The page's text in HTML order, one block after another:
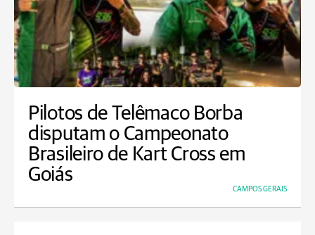
Pilotos de Telêmaco Borba
disputam o Campeonato
Brasileiro de Kart Cross em
Goiás
CAMPOS GERAIS